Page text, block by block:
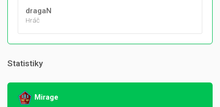
dragaN
Hráč
Statistiky
Mirage